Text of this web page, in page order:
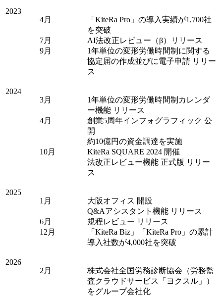
2023
4月
「KiteRa Pro」の導入実績が1,700社
を突破
7月
AI法改正レビュー（β）リリース
9月
1年単位の変形労働時間制に関する
協定届の作成並びに電子申請 リリー
ス
2024
3月
1年単位の変形労働時間制カレンダ
ー機能 リリース
4月
創業5周年インフォグラフィック 公
開
約10億円の資金調達を実施
10月
KiteRa SQUARE 2024 開催
法改正レビュー機能 正式版 リリー
ス
2025
1月
大阪オフィス 開設
Q&Aアシスタント機能 リリース
6月
規程レビュー リリース
12月
「KiteRa Biz」「KiteRa Pro」の累計
導入社数が4,000社を突破
2026
2月
株式会社全国労務診断協会（労務監
査クラウドサービス「ヨクスル」）
をグループ会社化